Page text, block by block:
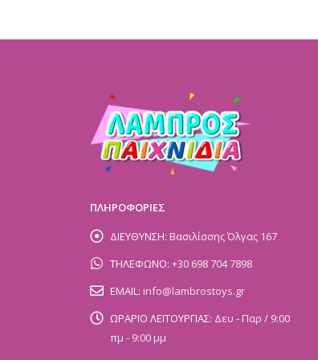
ΠΛΗΡΟΦΟΡΙΕΣ
ΔΙΕΥΘΥΝΣΗ: Βασιλίσσης Όλγας 167
ΤΗΛΕΦΩΝΟ: +30 698 704 7898
EMAIL: info@lambrostoys.gr
ΩΡΑΡΙΟ ΛΕΙΤΟΥΡΓΙΑΣ: Δευ - Παρ / 9:00
πμ - 9:00 μμ